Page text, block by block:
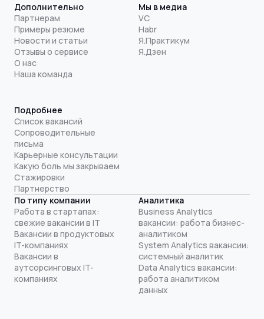
Дополнительно
Партнерам
Примеры резюме
Новости и статьи
Отзывы о сервисе
О нас
Наша команда
Мы в медиа
VC
Habr
Я.Практикум
Я.Дзен
Подробнее
Список вакансий
Сопроводительные
письма
Карьерные консультации
Какую боль мы закрываем
Стажировки
Партнерство
По типу компании
Работа в стартапах:
свежие вакансии в IT
Вакансии в продуктовых
IT-компаниях
Вакансии в
аутсорсинговых IT-
компаниях
Аналитика
Business Analytics
вакансии: работа бизнес-
аналитиком
System Analytics вакансии:
системный аналитик
Data Analytics вакансии:
работа аналитиком
данных